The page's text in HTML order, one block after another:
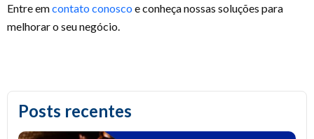
Entre emcontato conoscoe conheça nossas soluções para
melhorar o seu negócio.